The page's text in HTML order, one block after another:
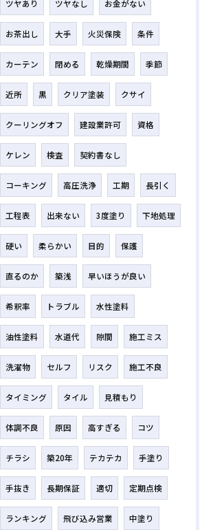
ツヤあり ツヤなし お金がない
お茶出し 大手 火災保険 条件
カーテン 閉める 乾燥期間 季節
近所 黒 クリア塗装 クサイ
クーリングオフ 建設業許可 資格
ケレン 検査 契約書なし
コーキング 高圧洗浄 工期 長引く
工程表 出来ない 3度塗り 下地処理
硬い 柔らかい 目的 保護
直るのか 築浅 早いほうが良い
希釈率 トラブル 水性塗料
油性塗料 水道代 隙間 施工ミス
洗濯物 セルフ リスク 施工不良
タイミング タイル 見積もり
体調不良 原因 高すぎる コツ
チラシ 築20年 テカテカ 手塗り
手抜き 長期保証 適切 定期点検
ランキング 飛び込み営業 中塗り